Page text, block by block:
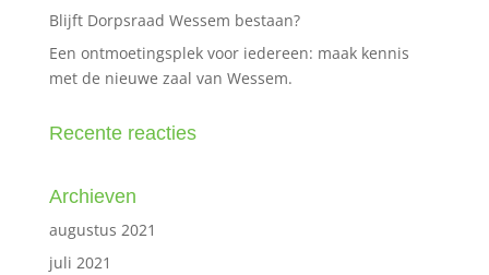
Blijft Dorpsraad Wessem bestaan?
Een ontmoetingsplek voor iedereen: maak kennis
met de nieuwe zaal van Wessem.
Recente reacties
Archieven
augustus 2021
juli 2021